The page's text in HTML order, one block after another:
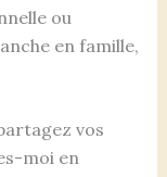
ou
en famille,
vos
moi en